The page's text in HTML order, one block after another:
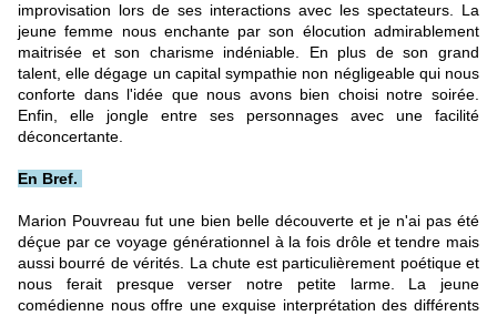
improvisation lors de ses interactions avec les spectateurs. La
jeune femme nous enchante par son élocution admirablement
maitrisée et son charisme indéniable. En plus de son grand
talent, elle dégage un capital sympathie non négligeable qui nous
conforte dans l'idée que nous avons bien choisi notre soirée.
Enfin, elle jongle entre ses personnages avec une facilité
déconcertante.
En Bref.
Marion Pouvreau fut une bien belle découverte et je n'ai pas été
déçue par ce voyage générationnel à la fois drôle et tendre mais
aussi bourré de vérités. La chute est particulièrement poétique et
nous ferait presque verser notre petite larme. La jeune
comédienne nous offre une exquise interprétation des différents